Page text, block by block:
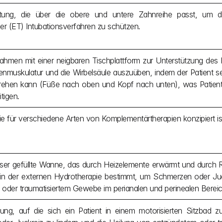
die über die obere und untere Zahnreihe passt, um
(ET) Intubationsverfahren zu schützen.
mit einer neigbaren Tischplattform zur Unterstützung
und die Wirbelsäule auszuüben, indem der Patient
kann (Füße nach oben und Kopf nach unten), was
für verschiedene Arten von Komplementärtherapien konzipiert
gefüllte Wanne, das durch Heizelemente erwärmt und durch
der externen Hydrotherapie bestimmt, um Schmerzen oder
traumatisiertem Gewebe im perianalen und perinealen
auf die sich ein Patient in einem motorisierten Sitzbad